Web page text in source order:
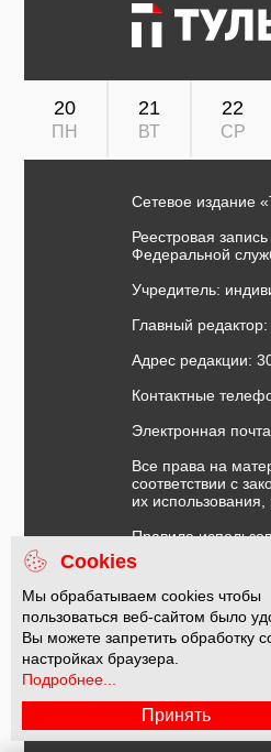
20
ПН
21
ВТ
22
СР
Сетевое издание
Реестровая
Федеральной
Учредитель:
Главный
Адрес редакции:
Контактные
Электронная
Все права на
соответствии с
их
Правила
Договор
На
предоставления
предпочтениям
Правила
Политика в
Политика
Cookies
Мы обрабатываем cookies чтобы
пользоваться веб-сайтом было
Вы можете запретить обработку
настройках браузера.
Подробнее...
Принять